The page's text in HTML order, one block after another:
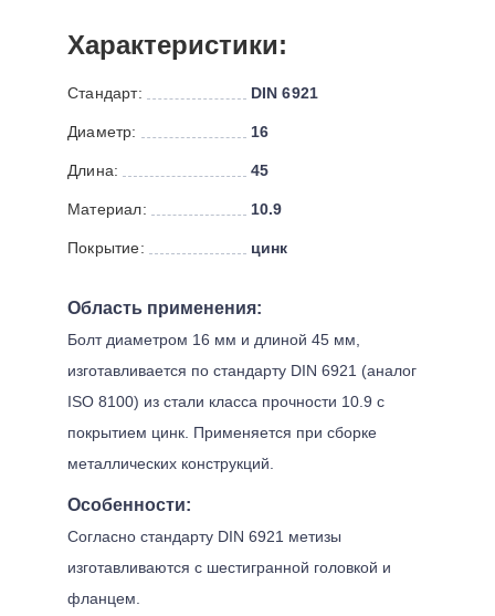
Характеристики:
Стандарт: DIN 6921
Диаметр: 16
Длина: 45
Материал: 10.9
Покрытие: цинк
Область применения:
Болт диаметром 16 мм и длиной 45 мм,
изготавливается по стандарту DIN 6921 (аналог
ISO 8100) из стали класса прочности 10.9 с
покрытием цинк. Применяется при сборке
металлических конструкций.
Особенности:
Согласно стандарту DIN 6921 метизы
изготавливаются с шестигранной головкой и
фланцем.